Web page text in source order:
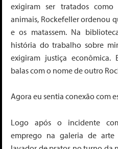
exigiram ser tratados
animais, Rockefeller ordenou
e os matassem. Na
história do trabalho sobre
exigiram justiça econômica.
balas com o nome de outro
Agora eu sentia conexão com
Logo após o incidente
emprego na galeria de